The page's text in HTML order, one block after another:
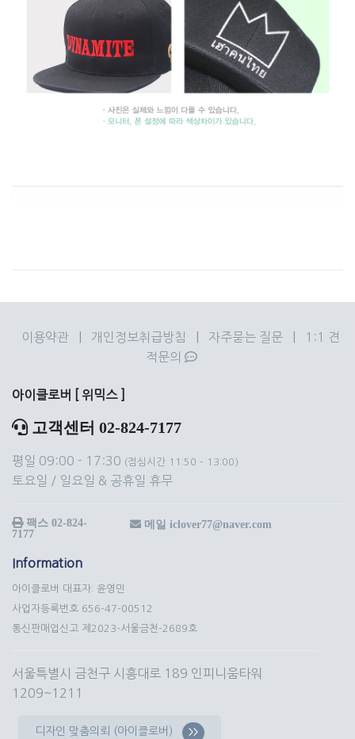
이용약관 개인정보취급방침 자주묻는 질문
1:1 견
적문의
아이클로버 [ 위믹스 ]
고객센터 02-824-7177
평일 09:00 - 17:30 (점심시간 11:50 - 13:00)
토요일 / 일요일 & 공휴일 휴무
팩스 02-824-
7177
메일 iclover77@naver.com
Information
아이클로버 대표자: 윤영민
사업자등록번호 656-47-00512
통신판매업신고 제2023-서울금천-2689호
서울특별시 금천구 시흥대로 189 인피니움타워
1209~1211
디자인 맞춤의뢰 (아이클로버) >>